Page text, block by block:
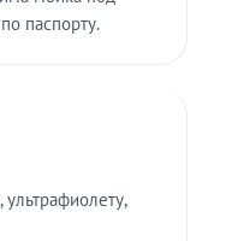
паспорту.